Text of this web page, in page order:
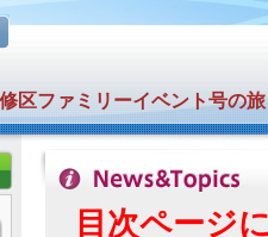
区ファミリーイベント号の旅
目次ページ